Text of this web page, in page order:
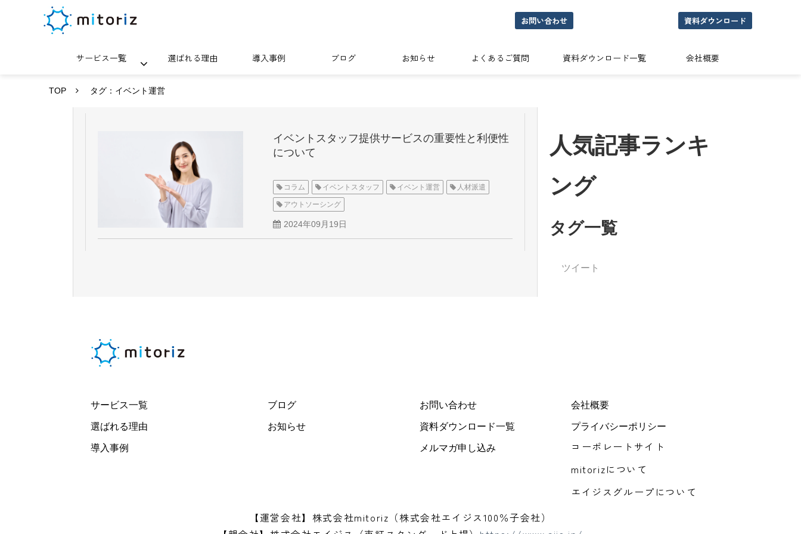
お問い合わせ 資料ダウンロード
サービス一覧 選ばれる理由 導入事例 ブログ お知らせ よくあるご質問 資料ダウンロード一覧 会社概要
TOP タグ：イベント運営
イベントスタッフ提供サービスの重要性と利便性
について
コラム イベントスタッフ イベント運営 人材派遣
アウトソーシング
2024年09月19日
人気記事ランキ
ング
タグ一覧
ツイート
サービス一覧
選ばれる理由
導入事例
ブログ
お知らせ
お問い合わせ
資料ダウンロード一覧
メルマガ申し込み
会社概要
プライバシーポリシー
コーポレートサイト
mitorizについて
エイジスグループについて
【運営会社】株式会社mitoriz（株式会社エイジス100％子会社）